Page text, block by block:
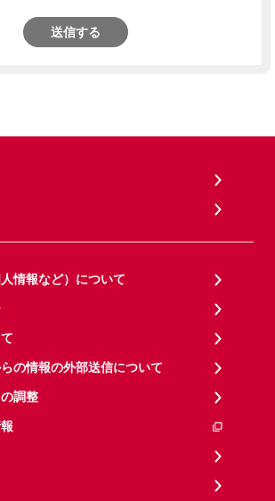
送信する
情報など）について
の情報の外部送信について
調整